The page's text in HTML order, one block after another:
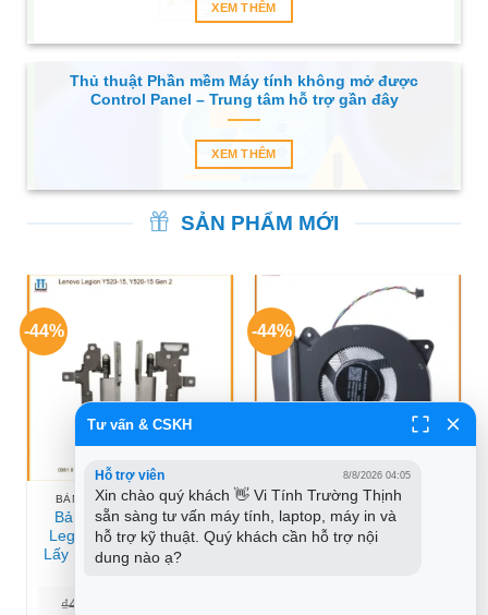
XEM THÊM
Thủ thuật Phần mềm Máy tính không mở được
Control Panel – Trung tâm hỗ trợ gần đây
XEM THÊM
SẢN PHẨM MỚI
-44%
BẢN LỀ LAPTOP LENOVO
Bản lề Laptop Lenovo
Legion Y520-15 – Thay
Lấy Liền TPHCM Giá Tốt
₫450.000
-44%
FAN LAPTOP ACER
Quạt Laptop Acer Aspire
R3-131 R3-131T – Trung
Tư vấn & CSKH
Hỗ trợ viên 8/8/2026 04:05
Xin chào quý khách 👋 Vi Tính Trường Thịnh
sẵn sàng tư vấn máy tính, laptop, máy in và
hỗ trợ kỹ thuật. Quý khách cần hỗ trợ nội
dung nào ạ?